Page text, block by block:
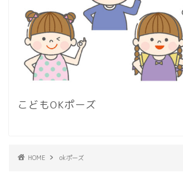
こどもOKポーズ
HOME okポーズ